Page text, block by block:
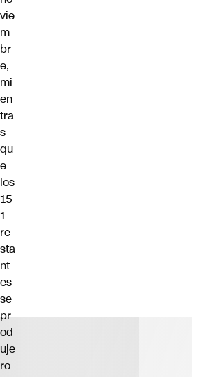
vie
m
br
e,
mi
en
tra
s
qu
e
los
15
1
re
sta
nt
es
se
pr
od
uje
ro